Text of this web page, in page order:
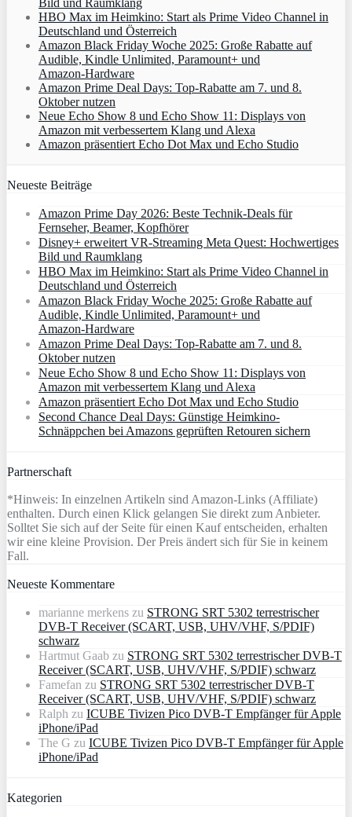
HBO Max im Heimkino: Start als Prime Video Channel in
Deutschland und Österreich
Amazon Black Friday Woche 2025: Große Rabatte auf
Audible, Kindle Unlimited, Paramount+ und
Amazon‑Hardware
Amazon Prime Deal Days: Top-Rabatte am 7. und 8.
Oktober nutzen
Neue Echo Show 8 und Echo Show 11: Displays von
Amazon mit verbessertem Klang und Alexa
Amazon präsentiert Echo Dot Max und Echo Studio
Neueste Beiträge
Amazon Prime Day 2026: Beste Technik-Deals für
Fernseher, Beamer, Kopfhörer
Disney+ erweitert VR‑Streaming Meta Quest: Hochwertiges
Bild und Raumklang
HBO Max im Heimkino: Start als Prime Video Channel in
Deutschland und Österreich
Amazon Black Friday Woche 2025: Große Rabatte auf
Audible, Kindle Unlimited, Paramount+ und
Amazon‑Hardware
Amazon Prime Deal Days: Top-Rabatte am 7. und 8.
Oktober nutzen
Neue Echo Show 8 und Echo Show 11: Displays von
Amazon mit verbessertem Klang und Alexa
Amazon präsentiert Echo Dot Max und Echo Studio
Second Chance Deal Days: Günstige Heimkino-
Schnäppchen bei Amazons geprüften Retouren sichern
Partnerschaft
*Hinweis: In einzelnen Artikeln sind Amazon-Links (Affiliate)
enthalten. Durch einen Klick gelangen Sie direkt zum Anbieter.
Solltet Sie sich auf der Seite für einen Kauf entscheiden, erhalten
wir eine kleine Provision. Der Preis ändert sich für Sie in keinem
Fall.
Neueste Kommentare
marianne merkens zu STRONG SRT 5302 terrestrischer
DVB-T Receiver (SCART, USB, UHV/VHF, S/PDIF)
schwarz
Hartmut Gaab zu STRONG SRT 5302 terrestrischer DVB-T
Receiver (SCART, USB, UHV/VHF, S/PDIF) schwarz
Famefan zu STRONG SRT 5302 terrestrischer DVB-T
Receiver (SCART, USB, UHV/VHF, S/PDIF) schwarz
Ralph zu ICUBE Tivizen Pico DVB-T Empfänger für Apple
iPhone/iPad
The G zu ICUBE Tivizen Pico DVB-T Empfänger für Apple
iPhone/iPad
Kategorien